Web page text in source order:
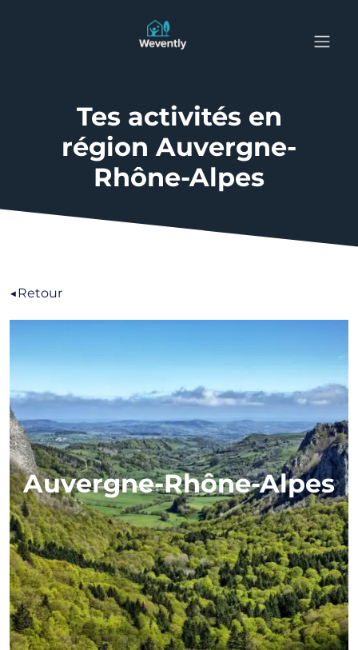
Tes activités en
région Auvergne-
Rhône-Alpes
◀️Retour
Auvergne-Rhône-Alpes